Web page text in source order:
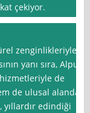
çekiyor.
zenginlikleriyle
yanı sıra, Alpu
de
de ulusal alanda
edindiği